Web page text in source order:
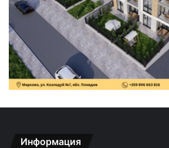
Информация